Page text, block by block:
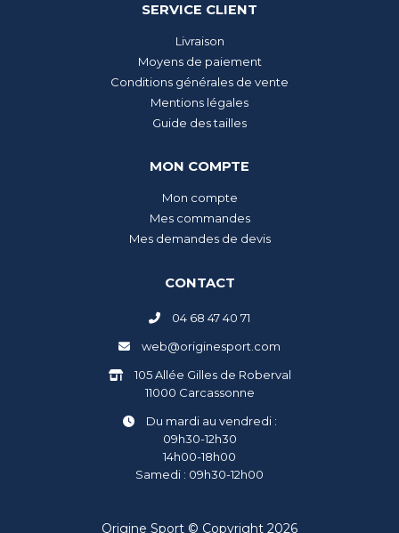
SERVICE CLIENT
Livraison
Moyens de paiement
Conditions générales de vente
Mentions légales
Guide des tailles
MON COMPTE
Mon compte
Mes commandes
Mes demandes de devis
CONTACT
04 68 47 40 71
web@originesport.com
105 Allée Gilles de Roberval
11000 Carcassonne
Du mardi au vendredi :
09h30-12h30
14h00-18h00
Samedi : 09h30-12h00
Origine Sport © Copyright 2026